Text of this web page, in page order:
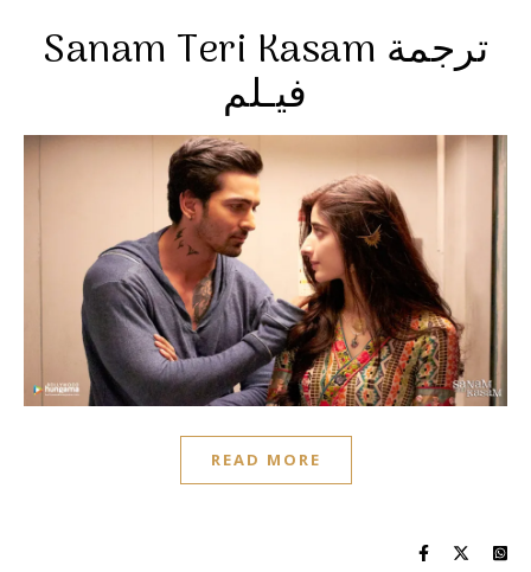
Sanam Teri Kasam ترجمة
فيـلم
READ MORE